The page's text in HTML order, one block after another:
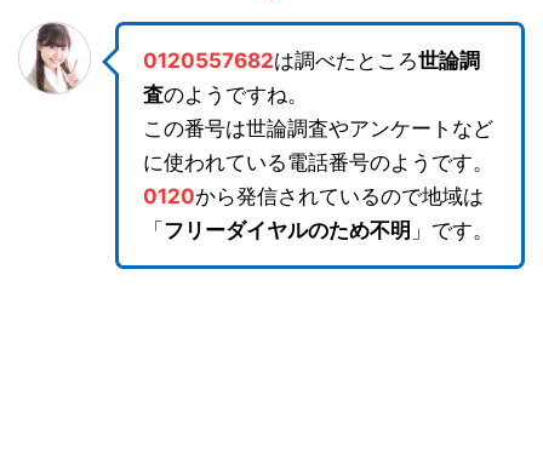
0120557682は調べたところ世論調
査のようですね。
この番号は世論調査やアンケートなど
に使われている電話番号のようです。
0120から発信されているので地域は
「 フリーダイヤルのため不明 」です。